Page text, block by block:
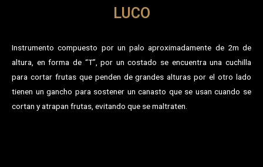
LUCO
Instrumento compuesto por un palo aproximadamente de 2m de
altura, en forma de “T”, por un costado se encuentra una cuchilla
para cortar frutas que penden de grandes alturas por el otro lado
tienen un gancho para sostener un canasto que se usan cuando se
cortan y atrapan frutas, evitando que se maltraten.